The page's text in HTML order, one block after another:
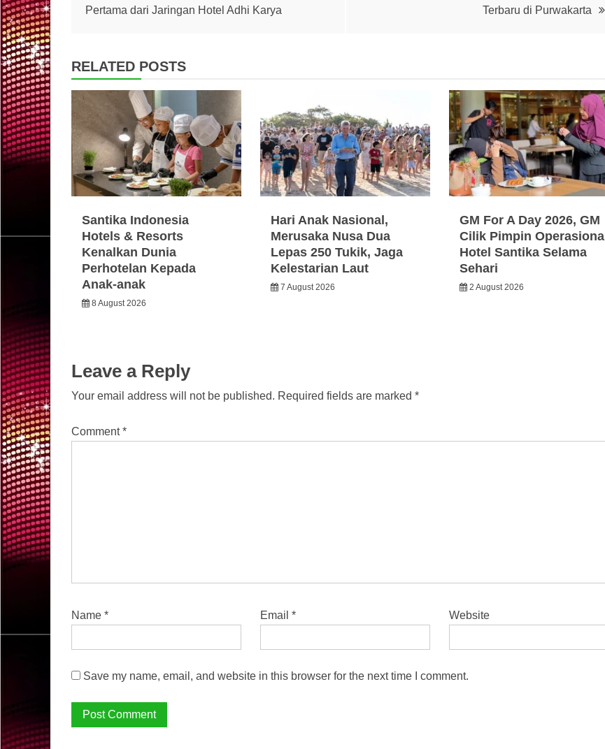
navigation
Pertama dari Jaringan Hotel Adhi Karya
Terbaru di Purwakarta
RELATED POSTS
Santika Indonesia
Hotels & Resorts
Kenalkan Dunia
Perhotelan Kepada
Anak-anak
8 August 2026
Hari Anak Nasional,
Merusaka Nusa Dua
Lepas 250 Tukik, Jaga
Kelestarian Laut
7 August 2026
GM For A Day 2026, GM
Cilik Pimpin Operasional
Hotel Santika Selama
Sehari
2 August 2026
Leave a Reply
Your email address will not be published. Required fields are marked *
Comment*
Name * Email* Website
Save my name, email, and website in this browser for the next time I comment.